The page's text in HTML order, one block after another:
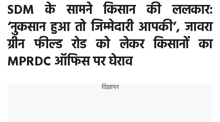
SDM के सामने किसान की ललकार:
‘नुकसान हुआ तो जिम्मेदारी आपकी’, जावरा
ग्रीन फील्ड रोड को लेकर किसानों का
MPRDC ऑफिस पर घेराव
विज्ञापन